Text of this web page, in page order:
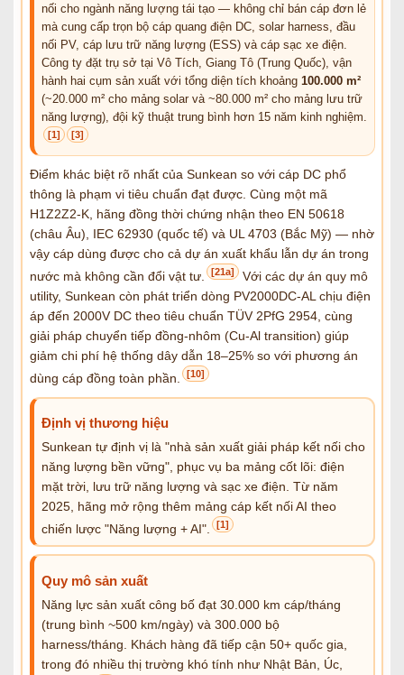
nối cho ngành năng lượng tái tạo — không chỉ bán cáp đơn lẻ
mà cung cấp trọn bộ cáp quang điện DC, solar harness, đầu
nối PV, cáp lưu trữ năng lượng (ESS) và cáp sạc xe điện.
Công ty đặt trụ sở tại Vô Tích, Giang Tô (Trung Quốc), vận
hành hai cụm sản xuất với tổng diện tích khoảng 100.000 m²
(~20.000 m² cho mảng solar và ~80.000 m² cho mảng lưu trữ
năng lượng), đội kỹ thuật trung bình hơn 15 năm kinh nghiệm.
[1] [3]
Điểm khác biệt rõ nhất của Sunkean so với cáp DC phổ
thông là phạm vi tiêu chuẩn đạt được. Cùng một mã
H1Z2Z2-K, hãng đồng thời chứng nhận theo EN 50618
(châu Âu), IEC 62930 (quốc tế) và UL 4703 (Bắc Mỹ) — nhờ
vậy cáp dùng được cho cả dự án xuất khẩu lẫn dự án trong
nước mà không cần đổi vật tư.
[21a] Với các dự án quy mô
utility, Sunkean còn phát triển dòng PV2000DC-AL chịu điện
áp đến 2000V DC theo tiêu chuẩn TÜV 2PfG 2954, cùng
giải pháp chuyển tiếp đồng-nhôm (Cu-Al transition) giúp
giảm chi phí hệ thống dây dẫn 18–25% so với phương án
dùng cáp đồng toàn phần.
[10]
Định vị thương hiệu
Sunkean tự định vị là "nhà sản xuất giải pháp kết nối cho
năng lượng bền vững", phục vụ ba mảng cốt lõi: điện
mặt trời, lưu trữ năng lượng và sạc xe điện. Từ năm
2025, hãng mở rộng thêm mảng cáp kết nối AI theo
chiến lược "Năng lượng + AI".
[1]
Quy mô sản xuất
Năng lực sản xuất công bố đạt 30.000 km cáp/tháng
(trung bình ~500 km/ngày) và 300.000 bộ
harness/tháng. Khách hàng đã tiếp cận 50+ quốc gia,
trong đó nhiều thị trường khó tính như Nhật Bản, Úc,